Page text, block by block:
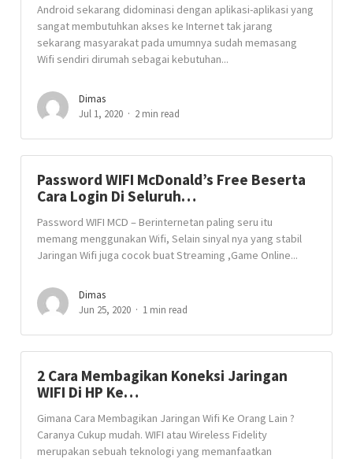
Android sekarang didominasi dengan aplikasi-aplikasi yang
sangat membutuhkan akses ke Internet tak jarang
sekarang masyarakat pada umumnya sudah memasang
Wifi sendiri dirumah sebagai kebutuhan...
Dimas
Jul 1, 2020
2 min read
Password WIFI McDonald’s Free Beserta
Cara Login Di Seluruh…
Password WIFI MCD – Berinternetan paling seru itu
memang menggunakan Wifi, Selain sinyal nya yang stabil
Jaringan Wifi juga cocok buat Streaming ,Game Online...
Dimas
Jun 25, 2020
1 min read
2 Cara Membagikan Koneksi Jaringan
WIFI Di HP Ke…
Gimana Cara Membagikan Jaringan Wifi Ke Orang Lain ?
Caranya Cukup mudah. WIFI atau Wireless Fidelity
merupakan sebuah teknologi yang memanfaatkan